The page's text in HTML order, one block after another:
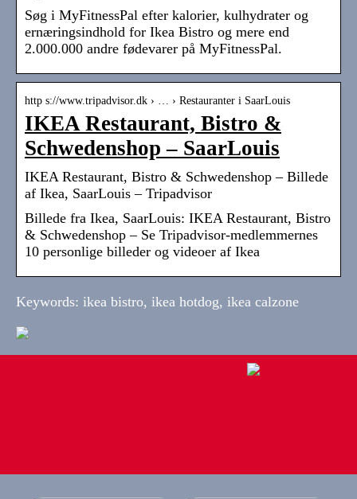
Søg i MyFitnessPal efter kalorier, kulhydrater og
ernæringsindhold for Ikea Bistro og mere end
2.000.000 andre fødevarer på MyFitnessPal.
http s://www.tripadvisor.dk › … › Restauranter i SaarLouis
IKEA Restaurant, Bistro &
Schwedenshop – SaarLouis
IKEA Restaurant, Bistro & Schwedenshop – Billede
af Ikea, SaarLouis – Tripadvisor
Billede fra Ikea, SaarLouis: IKEA Restaurant, Bistro
& Schwedenshop – Se Tripadvisor-medlemmernes
10 personlige billeder og videoer af Ikea
Keywords: ikea bistro, ikea hotdog, ikea calzone